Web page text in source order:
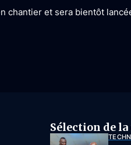
chantier et sera bientôt
Sélection de